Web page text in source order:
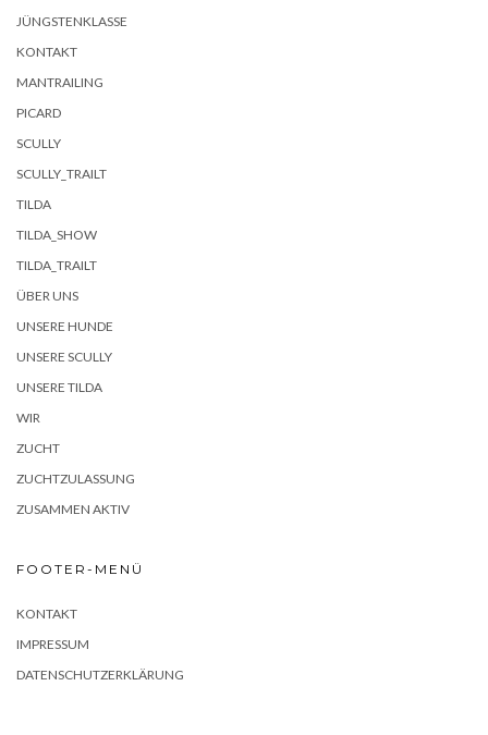
JÜNGSTENKLASSE
KONTAKT
MANTRAILING
PICARD
SCULLY
SCULLY_TRAILT
TILDA
TILDA_SHOW
TILDA_TRAILT
ÜBER UNS
UNSERE HUNDE
UNSERE SCULLY
UNSERE TILDA
WIR
ZUCHT
ZUCHTZULASSUNG
ZUSAMMEN AKTIV
FOOTER-MENÜ
KONTAKT
IMPRESSUM
DATENSCHUTZERKLÄRUNG